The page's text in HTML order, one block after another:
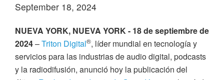
September 18, 2024
NUEVA YORK, NUEVA YORK - 18 de septiembre de
2024–Triton Digital®, líder mundial en tecnología y
servicios para las industrias de audio digital, podcasts
y la radiodifusión, anunció hoy la publicación del